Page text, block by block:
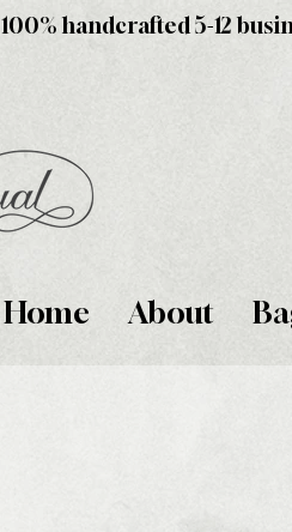
100% handcrafted 5-12
Home About